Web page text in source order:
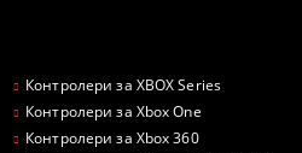
Контролери за XBOX Series
Контролери за Xbox One
Контролери за Xbox 360